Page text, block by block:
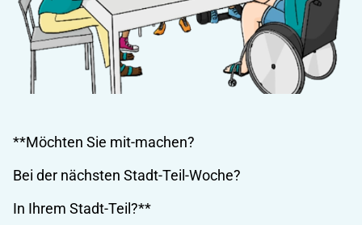
**Möchten Sie mit-machen?
Bei der nächsten Stadt-Teil-Woche?
In Ihrem Stadt-Teil?**